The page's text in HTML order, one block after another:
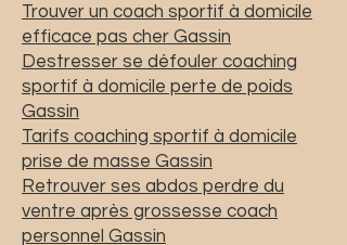
Trouver un coach sportif à domicile
efficace pas cher Gassin
Destresser se défouler coaching
sportif à domicile perte de poids
Gassin
Tarifs coaching sportif à domicile
prise de masse Gassin
Retrouver ses abdos perdre du
ventre après grossesse coach
personnel Gassin